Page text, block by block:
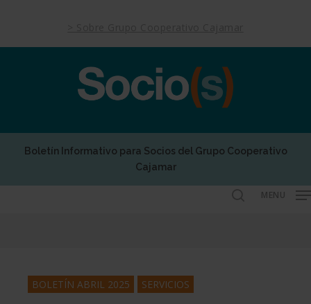
main
Boletín Informativo para Socios del Grupo Cooperativo
Cajamar
MENU
BOLETÍN ABRIL 2025 SERVICIOS